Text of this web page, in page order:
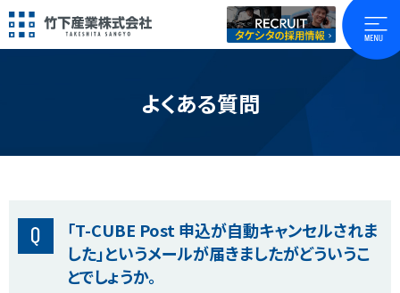
よくある質問
Q
「T-CUBE Post 申込が自動キャンセルされま
した」というメールが届きましたがどういうこ
とでしょうか。